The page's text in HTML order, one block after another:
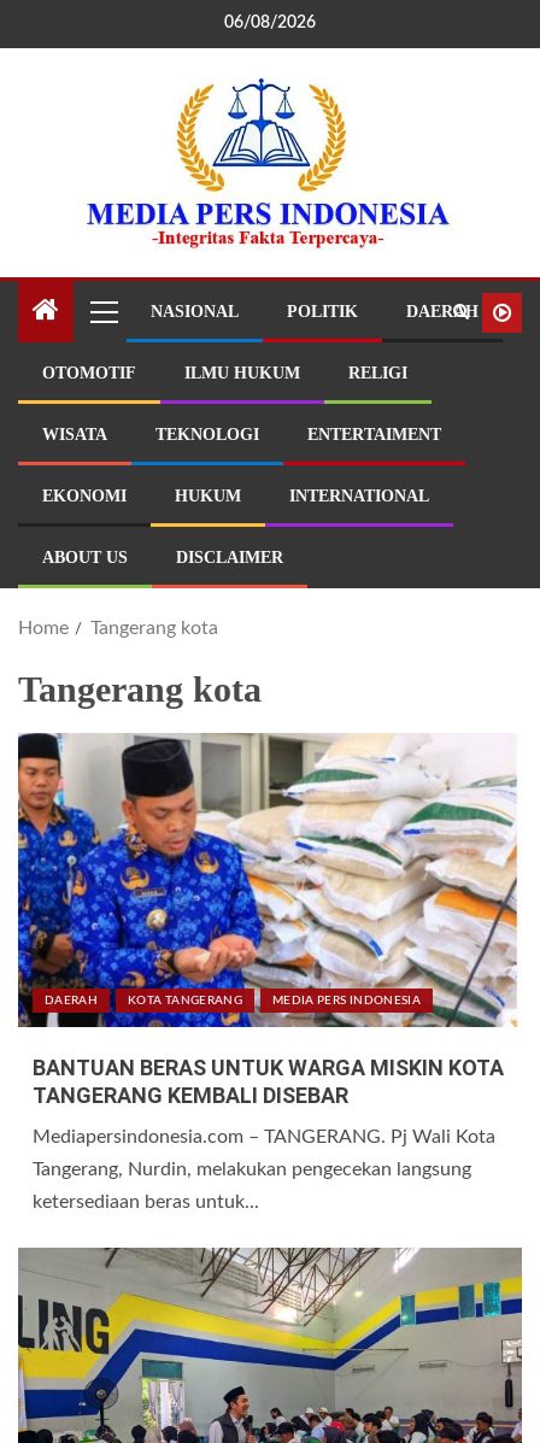
06/08/2026
NASIONAL POLITIK DAERAH
OTOMOTIF ILMU HUKUM RELIGI
WISATA TEKNOLOGI ENTERTAIMENT
EKONOMI HUKUM INTERNATIONAL
ABOUT US DISCLAIMER
Home Tangerang kota
Tangerang kota
DAERAH KOTA TANGERANG MEDIA PERS INDONESIA
BANTUAN BERAS UNTUK WARGA MISKIN KOTA
TANGERANG KEMBALI DISEBAR
Mediapersindonesia.com – TANGERANG. Pj Wali Kota
Tangerang, Nurdin, melakukan pengecekan langsung
ketersediaan beras untuk...